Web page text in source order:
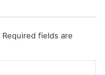
Required fields are